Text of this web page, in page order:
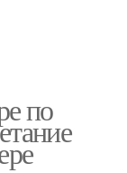
по